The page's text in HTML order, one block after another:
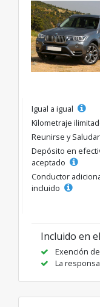
Igual a igual
Kilometraje
Reunirse y Saludar
Depósito en
aceptado
Conductor
incluido
Incluido en
Exención
La